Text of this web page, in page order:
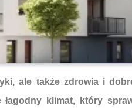
ale także zdrowia i
klimat, który